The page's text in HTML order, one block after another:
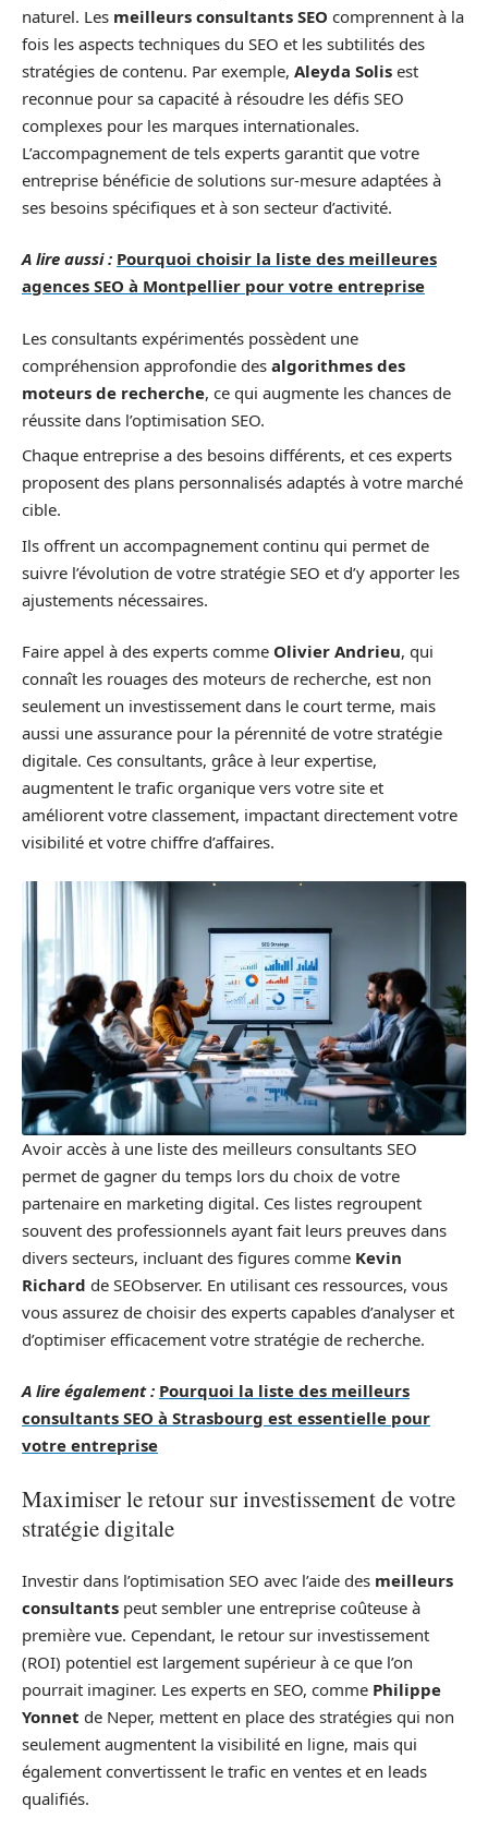
naturel. Les meilleurs consultants SEO comprennent à la
fois les aspects techniques du SEO et les subtilités des
stratégies de contenu. Par exemple, Aleyda Solis est
reconnue pour sa capacité à résoudre les défis SEO
complexes pour les marques internationales.
L’accompagnement de tels experts garantit que votre
entreprise bénéficie de solutions sur-mesure adaptées à
ses besoins spécifiques et à son secteur d’activité.
A lire aussi : Pourquoi choisir la liste des meilleures
agences SEO à Montpellier pour votre entreprise
Les consultants expérimentés possèdent une
compréhension approfondie des algorithmes des
moteurs de recherche, ce qui augmente les chances de
réussite dans l’optimisation SEO.
Chaque entreprise a des besoins différents, et ces experts
proposent des plans personnalisés adaptés à votre marché
cible.
Ils offrent un accompagnement continu qui permet de
suivre l’évolution de votre stratégie SEO et d’y apporter les
ajustements nécessaires.
Faire appel à des experts comme Olivier Andrieu, qui
connaît les rouages des moteurs de recherche, est non
seulement un investissement dans le court terme, mais
aussi une assurance pour la pérennité de votre stratégie
digitale. Ces consultants, grâce à leur expertise,
augmentent le trafic organique vers votre site et
améliorent votre classement, impactant directement votre
visibilité et votre chiffre d’affaires.
Avoir accès à une liste des meilleurs consultants SEO
permet de gagner du temps lors du choix de votre
partenaire en marketing digital. Ces listes regroupent
souvent des professionnels ayant fait leurs preuves dans
divers secteurs, incluant des figures comme Kevin
Richard de SEObserver. En utilisant ces ressources, vous
vous assurez de choisir des experts capables d’analyser et
d’optimiser efficacement votre stratégie de recherche.
A lire également : Pourquoi la liste des meilleurs
consultants SEO à Strasbourg est essentielle pour
votre entreprise
Maximiser le retour sur investissement de votre
stratégie digitale
Investir dans l’optimisation SEO avec l’aide des meilleurs
consultants peut sembler une entreprise coûteuse à
première vue. Cependant, le retour sur investissement
(ROI) potentiel est largement supérieur à ce que l’on
pourrait imaginer. Les experts en SEO, comme Philippe
Yonnet de Neper, mettent en place des stratégies qui non
seulement augmentent la visibilité en ligne, mais qui
également convertissent le trafic en ventes et en leads
qualifiés.